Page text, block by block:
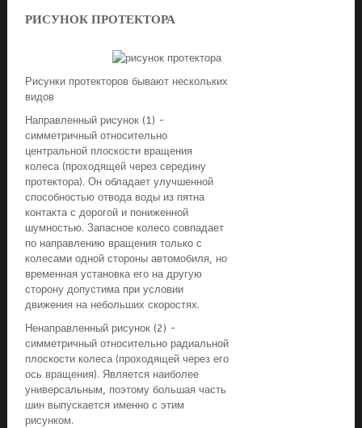
РИСУНОК ПРОТЕКТОРА
Рисунки протекторов бывают нескольких
видов
Направленный рисунок (1) -
симметричный относительно
центральной плоскости вращения
колеса (проходящей через середину
протектора). Он обладает улучшенной
способностью отвода воды из пятна
контакта с дорогой и пониженной
шумностью. Запасное колеcо совпадает
по направлению вращения только с
колесами одной стороны автомобиля, но
временная установка его на другую
сторону допустима при условии
движения на небольших скоростях.
Ненаправленный рисунок (2) -
симметричный относительно радиальной
плоскости колеса (проходящей через его
ось вращения). Является наиболее
универсальным, поэтому большая часть
шин выпускается именно с этим
рисунком.